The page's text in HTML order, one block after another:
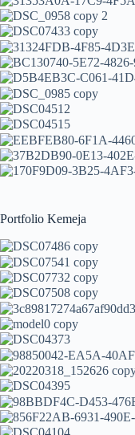
Portfolio Kemeja